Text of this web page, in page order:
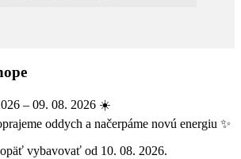
– 09. 08. 2026 ☀️
oddych a načerpáme novú energiu ✨
vybavovať od 10. 08. 2026.